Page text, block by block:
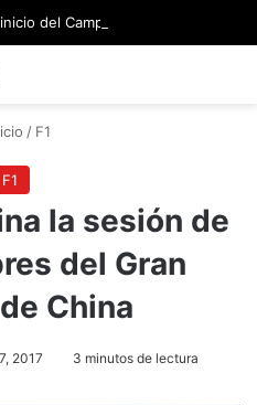
/ F1
F1
la sesión de
del Gran
China
2017 3 minutos de lectura